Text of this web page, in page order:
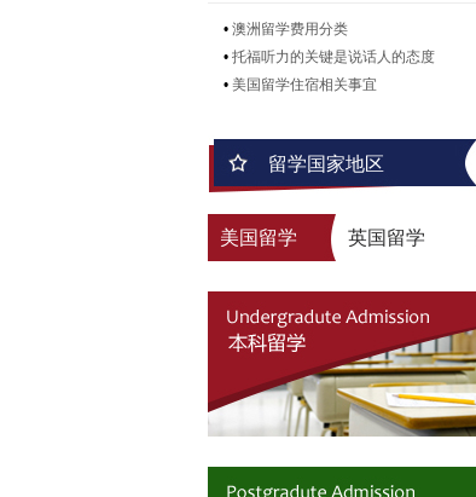
• 澳洲留学费用分类
• 托福听力的关键是说话人的态度
• 美国留学住宿相关事宜
留学国家地区
美国留学 英国留学